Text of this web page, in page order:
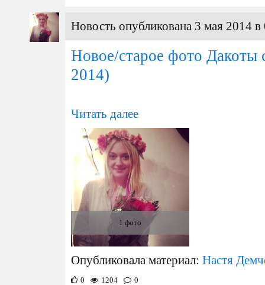
Новость опубликована 3 мая 2014 в
Новое/старое фото Дакоты
2014)
Читать далее
1 фото
Опубликовала материал: Настя
0 1204 0